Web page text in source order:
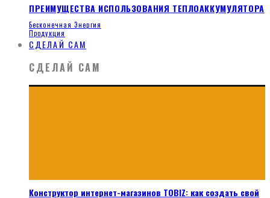
ПРЕИМУЩЕСТВА ИСПОЛЬЗОВАНИЯ ТЕПЛОАККУМУЛЯТОРА
Бесконечная Энергия
Продукция
СДЕЛАЙ САМ
СДЕЛАЙ САМ
Конструктор интернет-магазинов TOBIZ: как создать свой